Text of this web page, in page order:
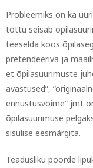
Probleemiks on ka
tõttu seisab
teeselda koos
pretendeeriva ja
et õpilasuurimuste
avastused”,
ennustusvõime” jmt
õpilasuurimuse
sisulise eesmärgita.
Teadusliku pöörde